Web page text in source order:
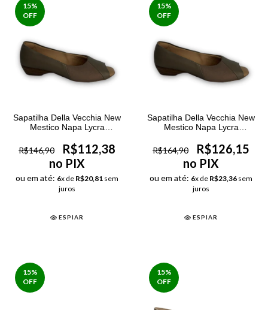
15%
OFF
Sapatilha Della Vecchia New
Mestico Napa Lycra
R$146,90
R$112,38
no PIX
ou em até: 6x de R$20,81 sem
juros
ESPIAR
15%
OFF
Sapatilha Della Vecchia New
Mestico Napa Lycra
R$164,90
R$126,15
no PIX
ou em até: 6x de R$23,36 sem
juros
ESPIAR
15%
OFF
15%
OFF